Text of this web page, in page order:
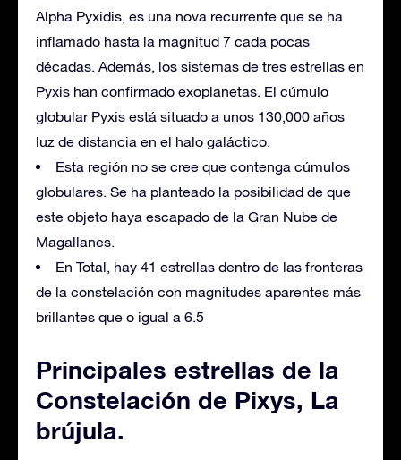
Alpha Pyxidis, es una nova recurrente que se ha
inflamado hasta la magnitud 7 cada pocas
décadas. Además, los sistemas de tres estrellas en
Pyxis han confirmado exoplanetas. El cúmulo
globular Pyxis está situado a unos 130,000 años
luz de distancia en el halo galáctico.
Esta región no se cree que contenga cúmulos
globulares. Se ha planteado la posibilidad de que
este objeto haya escapado de la Gran Nube de
Magallanes.
En Total, hay 41 estrellas dentro de las fronteras
de la constelación con magnitudes aparentes más
brillantes que o igual a 6.5
Principales estrellas de la
Constelación de Pixys, La
brújula.